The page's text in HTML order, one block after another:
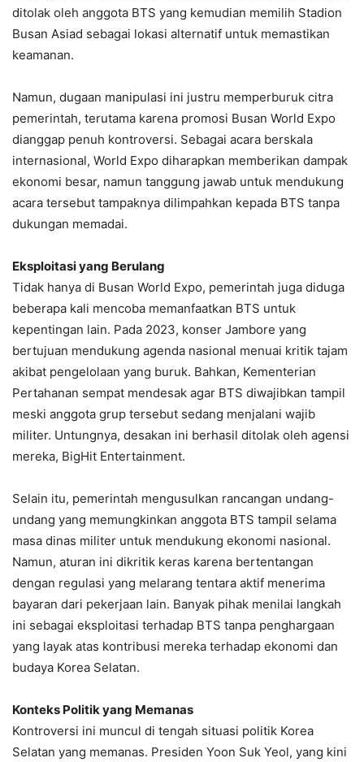
ditolak oleh anggota BTS yang kemudian memilih Stadion
Busan Asiad sebagai lokasi alternatif untuk memastikan
keamanan.
Namun, dugaan manipulasi ini justru memperburuk citra
pemerintah, terutama karena promosi Busan World Expo
dianggap penuh kontroversi. Sebagai acara berskala
internasional, World Expo diharapkan memberikan dampak
ekonomi besar, namun tanggung jawab untuk mendukung
acara tersebut tampaknya dilimpahkan kepada BTS tanpa
dukungan memadai.
Eksploitasi yang Berulang
Tidak hanya di Busan World Expo, pemerintah juga diduga
beberapa kali mencoba memanfaatkan BTS untuk
kepentingan lain. Pada 2023, konser Jambore yang
bertujuan mendukung agenda nasional menuai kritik tajam
akibat pengelolaan yang buruk. Bahkan, Kementerian
Pertahanan sempat mendesak agar BTS diwajibkan tampil
meski anggota grup tersebut sedang menjalani wajib
militer. Untungnya, desakan ini berhasil ditolak oleh agensi
mereka, BigHit Entertainment.
Selain itu, pemerintah mengusulkan rancangan undang-
undang yang memungkinkan anggota BTS tampil selama
masa dinas militer untuk mendukung ekonomi nasional.
Namun, aturan ini dikritik keras karena bertentangan
dengan regulasi yang melarang tentara aktif menerima
bayaran dari pekerjaan lain. Banyak pihak menilai langkah
ini sebagai eksploitasi terhadap BTS tanpa penghargaan
yang layak atas kontribusi mereka terhadap ekonomi dan
budaya Korea Selatan.
Konteks Politik yang Memanas
Kontroversi ini muncul di tengah situasi politik Korea
Selatan yang memanas. Presiden Yoon Suk Yeol, yang kini